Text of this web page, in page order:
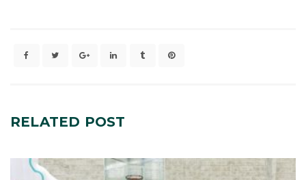
RELATED POST